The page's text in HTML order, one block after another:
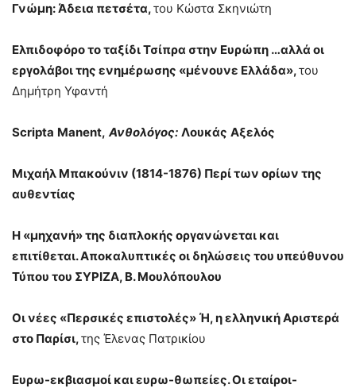
Γνώμη: Άδεια πετσέτα,του Κώστα Σκηνιώτη
Ελπιδοφόρο το ταξίδι Τσίπρα στην Ευρώπη …αλλά οι
εργολάβοι της ενημέρωσης «μένουνε Ελλάδα»,του
Δημήτρη Υφαντή
Scripta Manent, Ανθολόγος: Λουκάς Αξελός
Μιχαήλ Μπακούνιν (1814-1876) Περί των ορίων της
αυθεντίας
Η «μηχανή» της διαπλοκής οργανώνεται και
επιτίθεται. Αποκαλυπτικές οι δηλώσεις του υπεύθυνου
Τύπου του ΣΥΡΙΖΑ, Β. Μουλόπουλου
Οι νέες «Περσικές επιστολές» Ή, η ελληνική Αριστερά
στο Παρίσι,της Έλενας Πατρικίου
Ευρω-εκβιασμοί και ευρω-θωπείες. Οι εταίροι-